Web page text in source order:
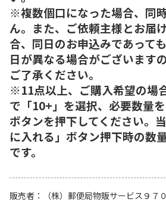
※複数個口になった場合、同
ん。また、ご依頼主様とお届
合、同日のお申込みであって
日が異なる場合がございます
ご了承ください。
※11点以上、ご購入希望の場
で「10+」を選択、必要数量を
ボタンを押下してください。
に入れる」ボタン押下時の数
です。
販売者
（株）郵便局物販サービス９７